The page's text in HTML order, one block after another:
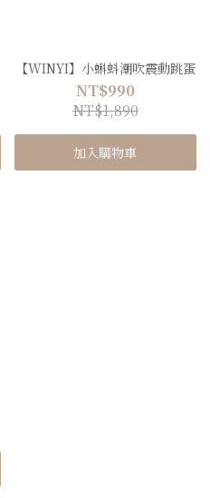
【WINYI】小蝌蚪潮吹震動跳蛋
NT$990
NT$1,890
加入購物車